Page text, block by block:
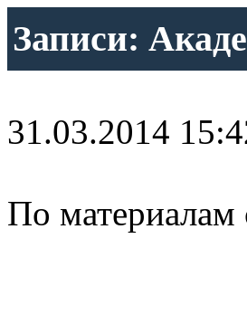
Записи:
31.03.2014
По материалам